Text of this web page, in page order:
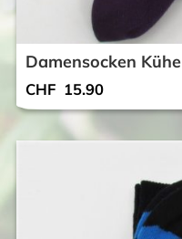
Damensocken Kühe
CHF 15.90